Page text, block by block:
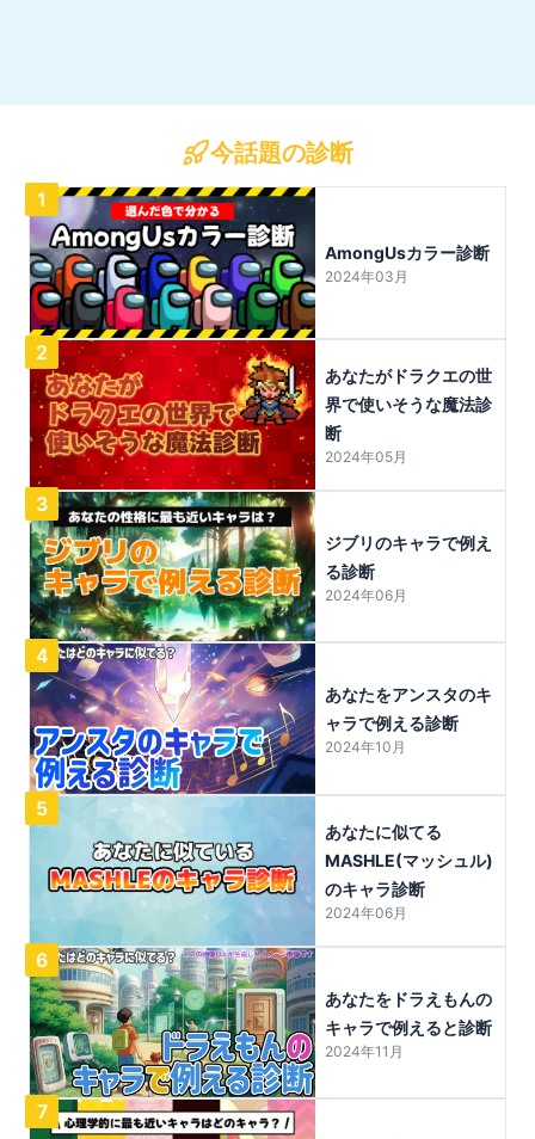
今話題の診断
1
AmongUsカラー診断
2024年03月
2
あなたがドラクエの世
界で使いそうな魔法診
断
2024年05月
3
ジブリのキャラで例え
る診断
2024年06月
4
あなたをアンスタのキ
ャラで例える診断
2024年10月
5
あなたに似てる
MASHLE(マッシュル)
のキャラ診断
2024年06月
6
あなたをドラえもんの
キャラで例えると診断
2024年11月
7